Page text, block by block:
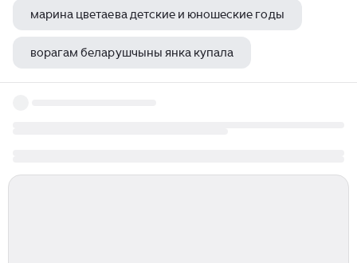
марина цветаева детские и юношеские годы
ворагам беларушчыны янка купала